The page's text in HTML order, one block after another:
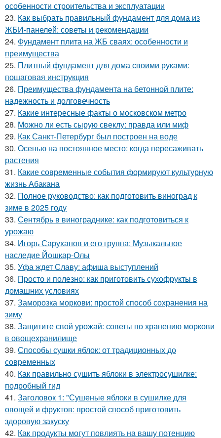
особенности строительства и эксплуатации
23. Как выбрать правильный фундамент для дома из
ЖБИ-панелей: советы и рекомендации
24. Фундамент плита на ЖБ сваях: особенности и
преимущества
25. Плитный фундамент для дома своими руками:
пошаговая инструкция
26. Преимущества фундамента на бетонной плите:
надежность и долговечность
27. Какие интересные факты о московском метро
28. Можно ли есть сырую свеклу: правда или миф
29. Как Санкт-Петербург был построен на воде
30. Осенью на постоянное место: когда пересаживать
растения
31. Какие современные события формируют культурную
жизнь Абакана
32. Полное руководство: как подготовить виноград к
зиме в 2025 году
33. Сентябрь в винограднике: как подготовиться к
урожаю
34. Игорь Саруханов и его группа: Музыкальное
наследие Йошкар-Олы
35. Уфа ждет Славу: афиша выступлений
36. Просто и полезно: как приготовить сухофрукты в
домашних условиях
37. Заморозка моркови: простой способ сохранения на
зиму
38. Защитите свой урожай: советы по хранению моркови
в овощехранилище
39. Способы сушки яблок: от традиционных до
современных
40. Как правильно сушить яблоки в электросушилке:
подробный гид
41. Заголовок 1: "Сушеные яблоки в сушилке для
овощей и фруктов: простой способ приготовить
здоровую закуску
42. Как продукты могут повлиять на вашу потенцию